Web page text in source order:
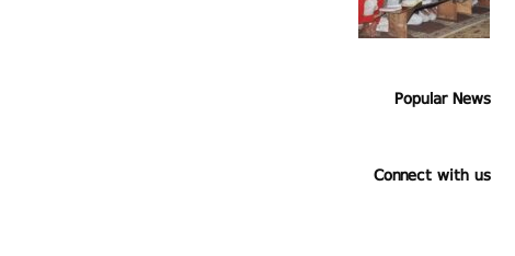
Popular News
Connect with us